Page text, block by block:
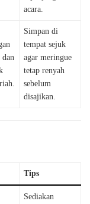
acara.
Simpan di
tempat sejuk
agar meringue
tetap renyah
sebelum
disajikan.
Tips
Sediakan